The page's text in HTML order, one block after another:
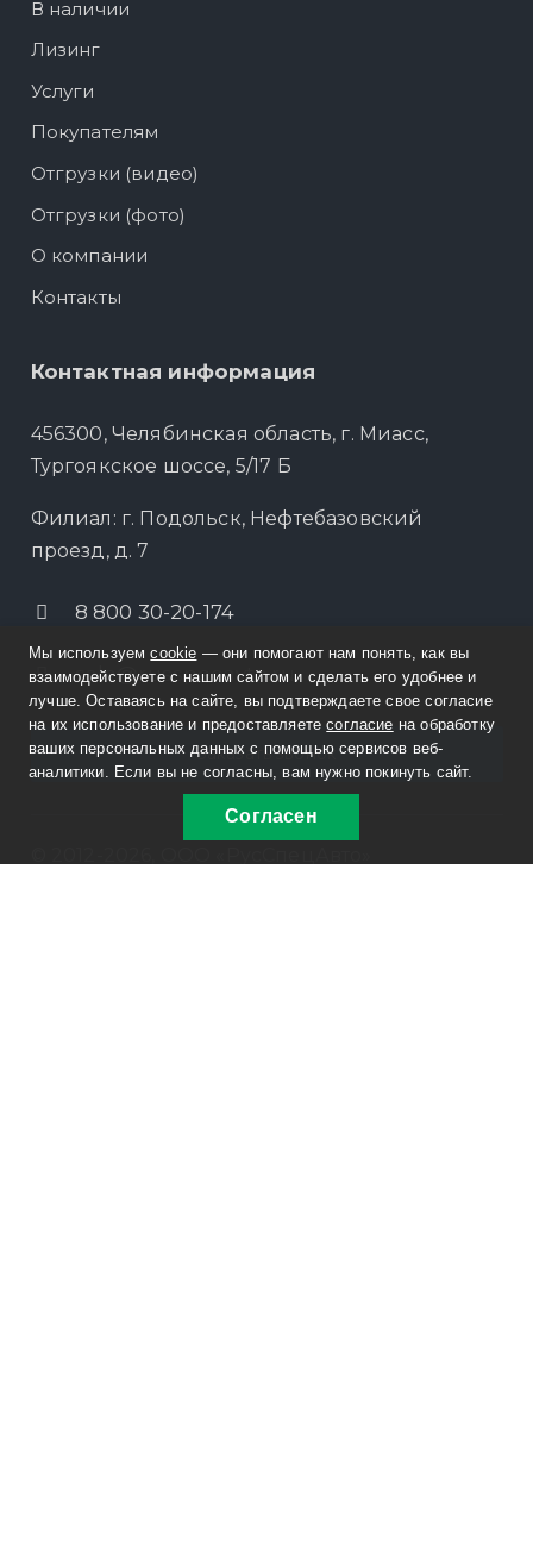
В наличии
Лизинг
Услуги
Покупателям
Отгрузки (видео)
Отгрузки (фото)
О компании
Контакты
Контактная информация
456300, Челябинская область, г. Миасс,
Тургоякское шоссе, 5/17 Б
Филиал: г. Подольск, Нефтебазовский
проезд, д. 7
8 800 30-20-174
sale@russpecavto.ru
Заказать звонок
Мы используемcookie — они помогают нам понять, как вы
взаимодействуете с нашим сайтом и сделать его удобнее и
лучше. Оставаясь на сайте, вы подтверждаете свое согласие
на их использование и предоставляетесогласие на обработку
ваших персональных данных с помощью сервисов веб-
аналитики. Если вы не согласны, вам нужно покинуть сайт.
Согласен